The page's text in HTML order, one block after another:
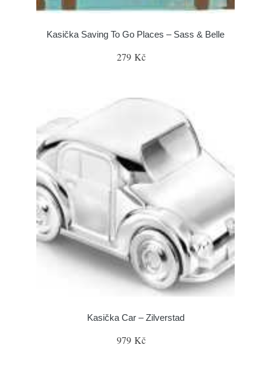
Kasička Saving To Go Places – Sass & Belle
279 Kč
Kasička Car – Zilverstad
979 Kč